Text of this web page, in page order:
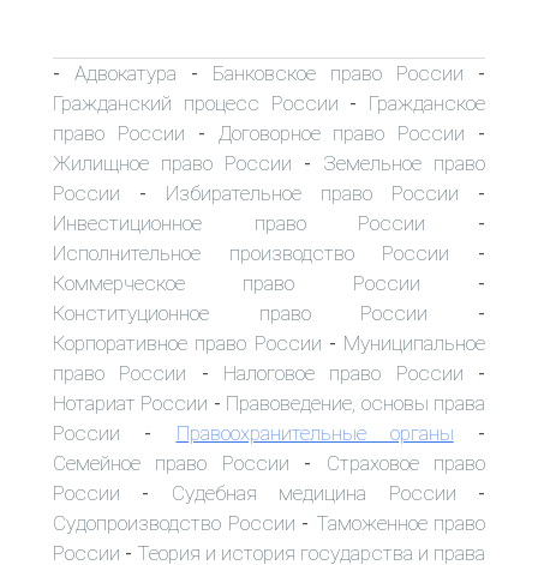
- Адвокатура - Банковское право России -
Гражданский процесс России - Гражданское
право России - Договорное право России -
Жилищное право России - Земельное право
России - Избирательное право России -
Инвестиционное право России -
Исполнительное производство России -
Коммерческое право России -
Конституционное право России -
Корпоративное право России - Муниципальное
право России - Налоговое право России -
Нотариат России - Правоведение, основы права
России - Правоохранительные органы -
Семейное право России - Страховое право
России - Судебная медицина России -
Судопроизводство России - Таможенное право
России - Теория и история государства и права